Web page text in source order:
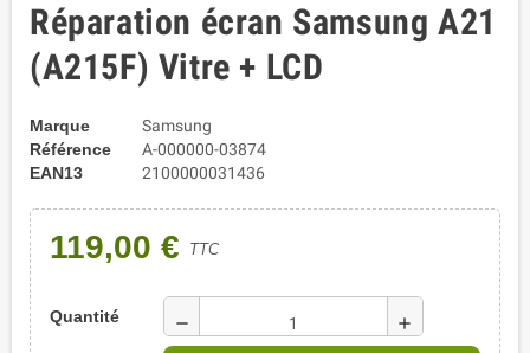
Réparation écran Samsung A21
(A215F) Vitre + LCD
Marque
Samsung
Référence
A-000000-03874
EAN13
2100000031436
119,00 € TTC
Quantité remove add